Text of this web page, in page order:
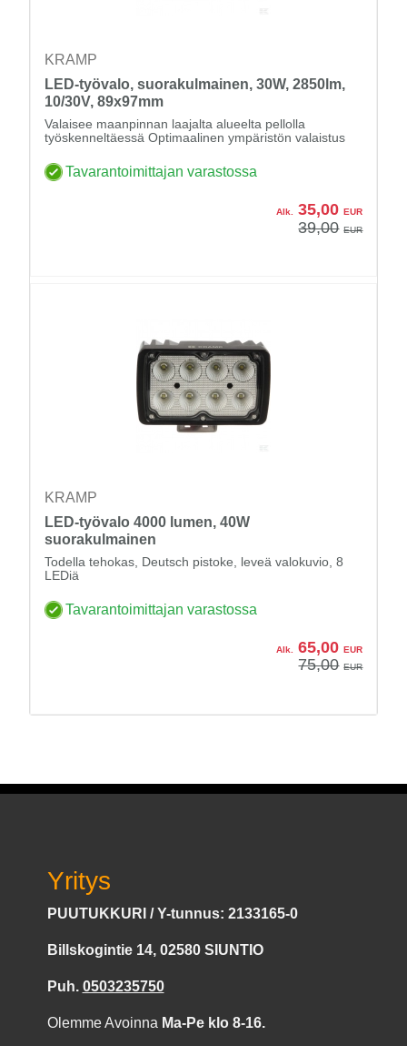
KRAMP
LED-työvalo, suorakulmainen, 30W, 2850lm,
10/30V, 89x97mm
Valaisee maanpinnan laajalta alueelta pellolla
työskenneltäessä Optimaalinen ympäristön valaistus
Tavarantoimittajan varastossa
Alk. 35,00 EUR
39,00 EUR
KRAMP
LED-työvalo 4000 lumen, 40W
suorakulmainen
Todella tehokas, Deutsch pistoke, leveä valokuvio, 8
LEDiä
Tavarantoimittajan varastossa
Alk. 65,00 EUR
75,00 EUR
Yritys
PUUTUKKURI / Y-tunnus: 2133165-0
Billskogintie 14, 02580 SIUNTIO
Puh. 0503235750
Olemme Avoinna Ma-Pe klo 8-16.